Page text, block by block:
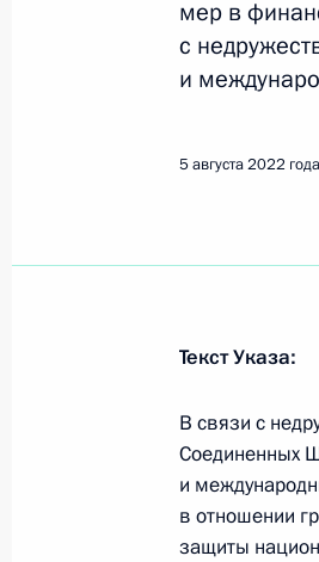
15 августа 2022
Указ о
Указ о Дне
12 августа 2022
мер в
с
и
5 августа 2022 года
Текст Указа:
В связи с
Соединенных
и
в отношении
защиты